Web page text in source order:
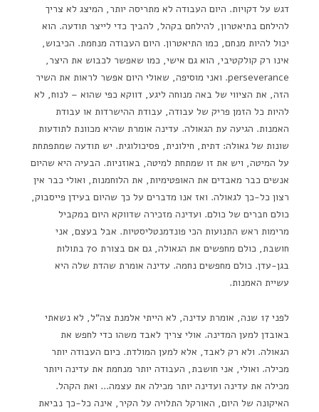
דגש על דקויות. היום העבודה לא מתריסה יותר, המיצג לא צריך
להילחם בתיאטרון, להילחם בקהל, להביך כדי לייצר תודעה. הוא
יכול להיות מנחם, כמו התיאטרון. היום העבודה מנחמת. הכיבוש,
אינו רק קולקטיבי, הוא גם אישי, כמו שאפשר לכבוש את היצר,
perseverance. ואני מוסיפה, שאולי היום אפשר לראות את השיר
הזה, את הציווי של באה מנוחה ליגע, דווקא כפי שהוא – לנוח, לא
להיות כל הזמן פריק של עבודה, עבודת ההישרדות או עבודת
האמנות. הגיעה עת הגאולה. עדינה אומרת שהיא מכוונת לתודעות
שונות של גאולה: דתית, חילונית, פסיכולוגית. יש תודעה שמתפתחת
על המיטה, ויש את זו שמתחת למיטה, באוזניות. הבעיה היא שהיום
אנשים כבר מאבדים את האופטימיות, את הלוחמנות, ואולי כבר אין
רצון כל-כך לגאולה. ואז אנו מדברים על כך שהיום בעידן פייסבוק,
כולם חברים של כולם. ועדינה מזכירה שדווקא היום במקביל
מרימות ראש התנועות הכי פונדמנטליסטיות. אבל בעצם, אני
חושבת, כולם מחפשים את הגאולה, גם אם בצורת 70 בתולות
בגן-עדן. כולם מחפשים נחמה. עדינה אומרת שהדת שלה היא
עשיית האמנות.
לפני 17 שנה, אומרת עדינה, לא הייתי אלמנת צה"ל, לא נשאתי
באובדן למען המדינה. אולי צריך לאבד משהו כדי לחפש את
הגאולה. ולא רק לאבד, אלא למען המולדת. כיום העבודה יותר
מכילה. ואולי, אני חושבת, העבודה יותר מנחמת את עדינה ויותר
מכילה את עדינה ועדינה יותר מכילה את עצמה… ואת הקהל.
האיקונה של היום, האורקל התלויה על הקיר, אינה כל-כך נביאת